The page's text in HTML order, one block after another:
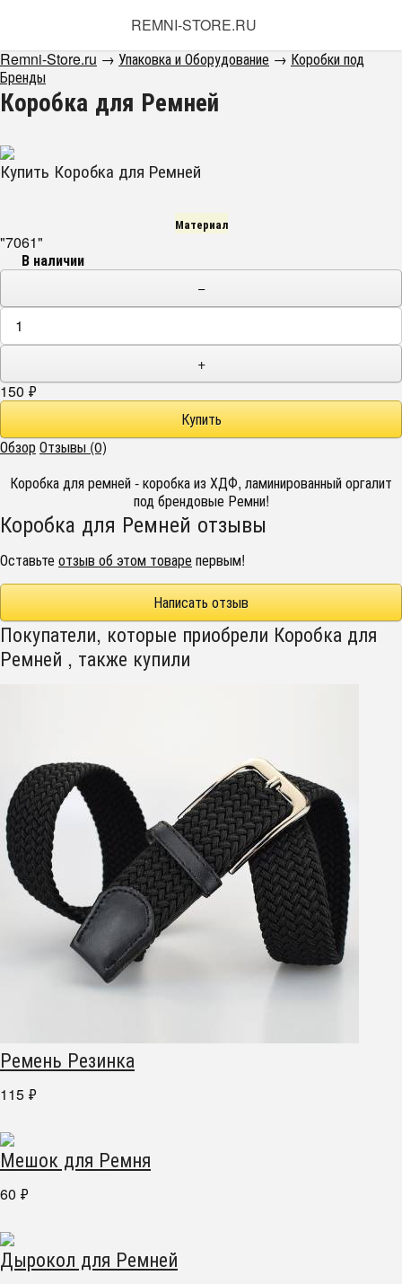
REMNI-STORE.RU
Remni-Store.ru → Упаковка и Оборудование → Коробки под
Бренды
Коробка для Ремней
Купить Коробка для Ремней
Материал
"7061"
В наличии
−
+
150 ₽
ОбзорОтзывы (0)
Коробка для ремней - коробка из ХДФ, ламинированный оргалит
под брендовые Ремни!
Коробка для Ремней отзывы
Оставьтеотзыв об этом товарепервым!
Написать отзыв
Покупатели, которые приобрели Коробка для
Ремней , также купили
Ремень Резинка
115 ₽
Мешок для Ремня
60 ₽
Дырокол для Ремней